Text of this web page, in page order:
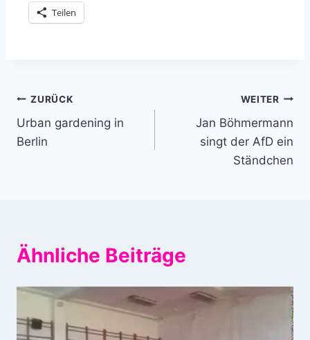
Teilen
Beitragsnavigation
ZURÜCK
Urban gardening in
Berlin
WEITER
Jan Böhmermann
singt der AfD ein
Ständchen
Ähnliche Beiträge